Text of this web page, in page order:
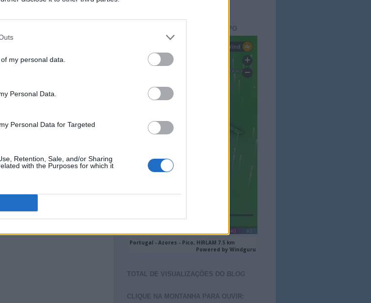
my personal data.
Personal Data.
Personal Data for Targeted
Retention, Sale, and/or Sharing
with the Purposes for which it
PREVISÃO DO ESTADO DO TEMPO
TOTAL DE VISUALIZAÇÕES DO BLOG
CLIQUE NA MONTANHA PARA OUVIR: